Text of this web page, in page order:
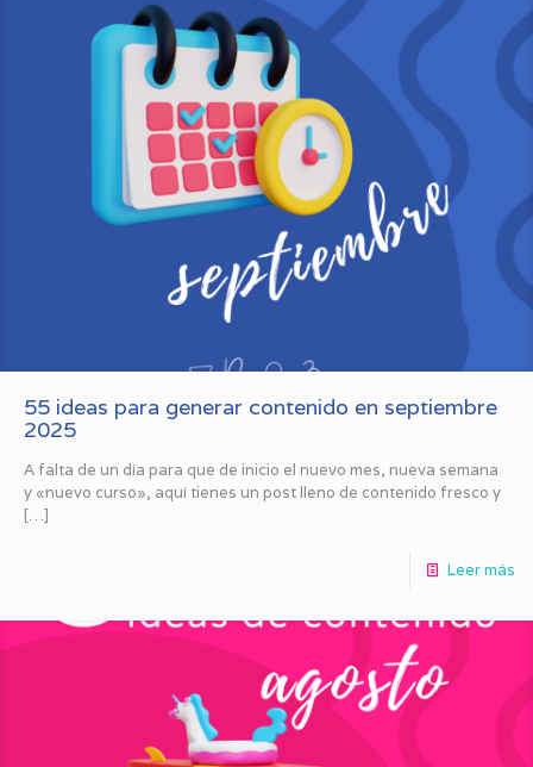
55 ideas para generar contenido en septiembre
2025
A falta de un día para que de inicio el nuevo mes, nueva semana
y «nuevo curso», aquí tienes un post lleno de contenido fresco y
[…]
Leer más